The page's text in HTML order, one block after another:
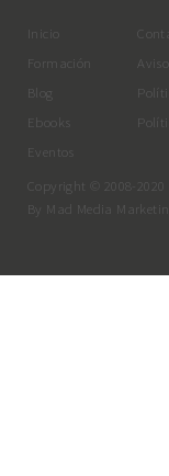
Inicio
Formación
Blog
Ebooks
Eventos
Copyright © 2008-2020
By Mad Media